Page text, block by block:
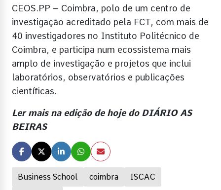
Business School coimbra ISCAC
CEOS.PP – Coimbra, polo de um centro de
investigação acreditado pela FCT, com mais de
40 investigadores no Instituto Politécnico de
Coimbra, e participa num ecossistema mais
amplo de investigação e projetos que inclui
laboratórios, observatórios e publicações
científicas.
Ler mais na edição de hoje do DIÁRIO AS
BEIRAS